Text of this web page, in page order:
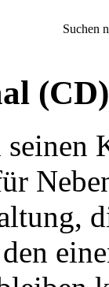
Suchen
(CD)